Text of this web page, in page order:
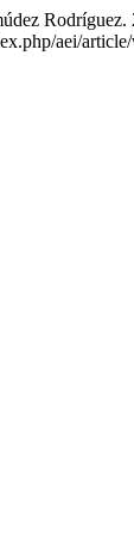
aei/